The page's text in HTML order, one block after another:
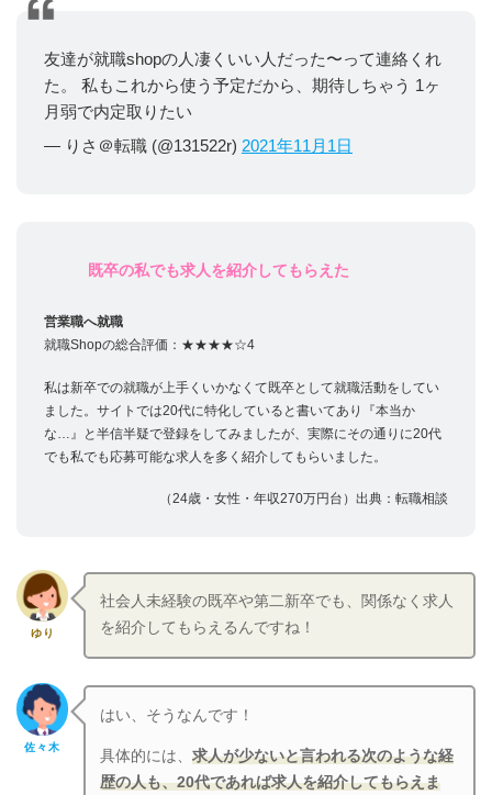
友達が就職shopの人凄くいい人だった〜って連絡くれ
た。 私もこれから使う予定だから、期待しちゃう 1ヶ
月弱で内定取りたい
— りさ＠転職 (@131522r) 2021年11月1日
既卒の私でも求人を紹介してもらえた
営業職へ就職
就職Shopの総合評価：★★★★☆4
私は新卒での就職が上手くいかなくて既卒として就職活動をしてい
ました。サイトでは20代に特化していると書いてあり『本当か
な…』と半信半疑で登録をしてみましたが、実際にその通りに20代
でも私でも応募可能な求人を多く紹介してもらいました。
（24歳・女性・年収270万円台）出典：転職相談
ゆり
社会人未経験の既卒や第二新卒でも、関係なく求人
を紹介してもらえるんですね！
佐々木
はい、そうなんです！
具体的には、求人が少ないと言われる次のような経
歴の人も、20代であれば求人を紹介してもらえま